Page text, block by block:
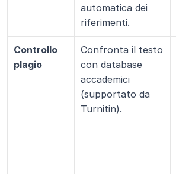
automatica dei
riferimenti.
Controllo
plagio
Confronta il testo
con database
accademici
(supportato da
Turnitin).